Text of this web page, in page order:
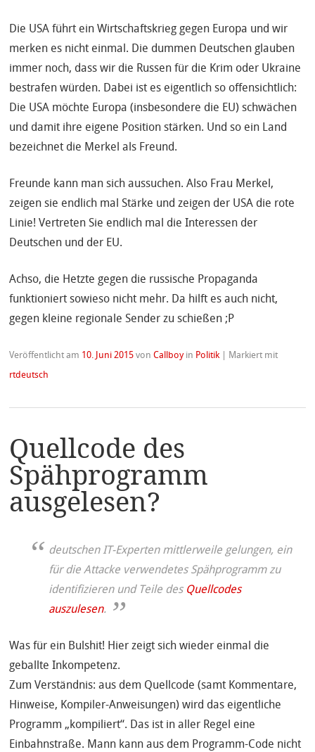
Die USA führt ein Wirtschaftskrieg gegen Europa und wir
merken es nicht einmal. Die dummen Deutschen glauben
immer noch, dass wir die Russen für die Krim oder Ukraine
bestrafen würden. Dabei ist es eigentlich so offensichtlich:
Die USA möchte Europa (insbesondere die EU) schwächen
und damit ihre eigene Position stärken. Und so ein Land
bezeichnet die Merkel als Freund.
Freunde kann man sich aussuchen. Also Frau Merkel,
zeigen sie endlich mal Stärke und zeigen der USA die rote
Linie! Vertreten Sie endlich mal die Interessen der
Deutschen und der EU.
Achso, die Hetzte gegen die russische Propaganda
funktioniert sowieso nicht mehr. Da hilft es auch nicht,
gegen kleine regionale Sender zu schießen ;P
Veröffentlicht am 10. Juni 2015 vonCallboy in Politik
Markiert mit
rtdeutsch
Quellcode des
Spähprogramm
ausgelesen?
deutschen IT-Experten mittlerweile gelungen, ein
für die Attacke verwendetes Spähprogramm zu
identifizieren und Teile des Quellcodes
auszulesen.
Was für ein Bulshit! Hier zeigt sich wieder einmal die
geballte Inkompetenz.
Zum Verständnis: aus dem Quellcode (samt Kommentare,
Hinweise, Kompiler-Anweisungen) wird das eigentliche
Programm „kompiliert“. Das ist in aller Regel eine
Einbahnstraße. Mann kann aus dem Programm-Code nicht